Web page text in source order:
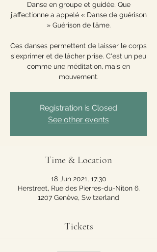
Danse en groupe et guidée. Que
j’affectionne a appelé « Danse de guérison
» Guérison de l’âme.
Ces danses permettent de laisser le corps
s'exprimer et de lâcher prise. C'est un peu
comme une méditation, mais en
mouvement.
Registration is Closed
See other events
Time & Location
18 Jun 2021, 17:30
Herstreet, Rue des Pierres-du-Niton 6,
1207 Genève, Switzerland
Tickets